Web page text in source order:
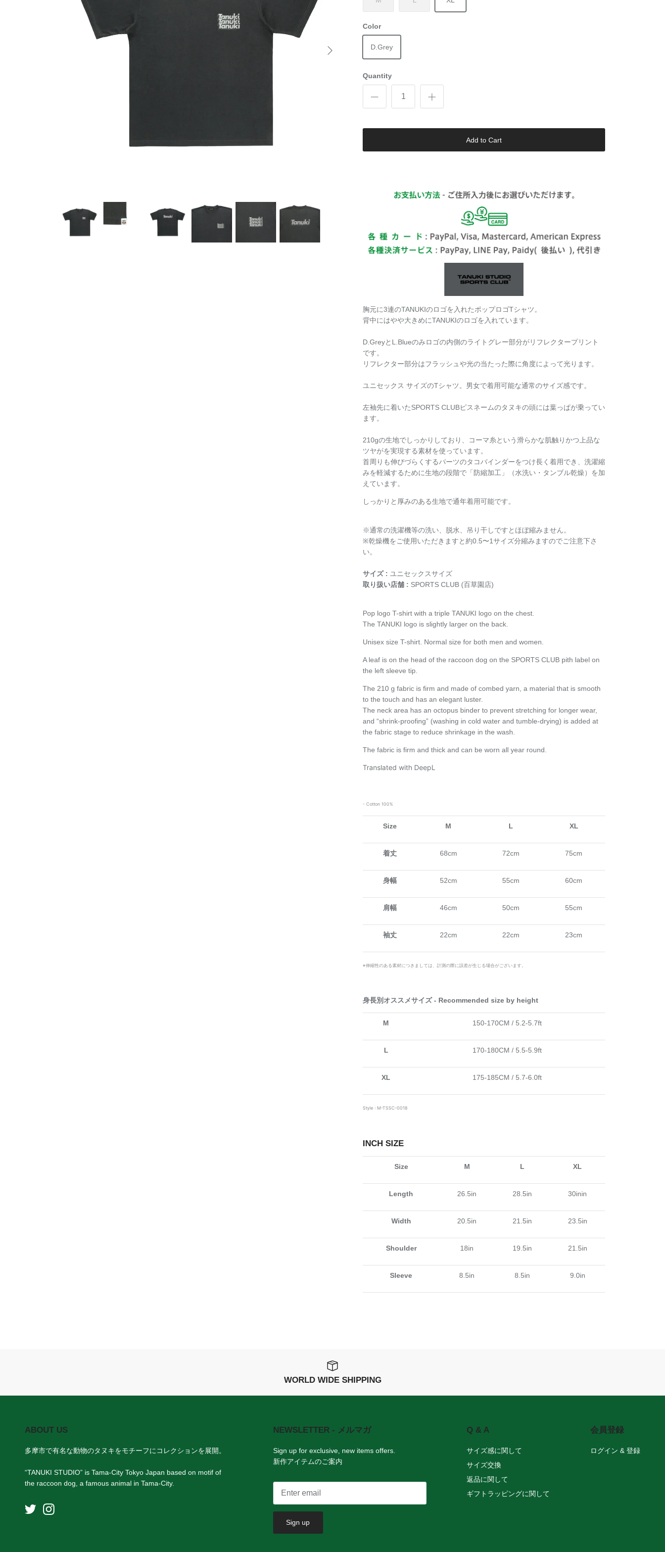
Color
D.Grey
Quantity
Add to Cart
胸元に3連のTANUKIのロゴを入れたポップロゴTシャツ。
背中にはやや大きめにTANUKIのロゴを入れています。
D.GreyとL.Blueのみロゴの内側のライトグレー部分がリフレクタープリント
です。
リフレクター部分はフラッシュや光の当たった際に角度によって光ります。
ユニセックス サイズのTシャツ。男女で着用可能な通常のサイズ感です。
左袖先に着いたSPORTS CLUBピスネームのタヌキの頭には葉っぱが乗ってい
ます。
210gの生地でしっかりしており、コーマ糸という滑らかな肌触りかつ上品な
ツヤがを実現する素材を使っています。
首周りも伸びづらくするパーツのタコバインダーをつけ長く着用でき、洗濯縮
みを軽減するために生地の段階で 「防縮加工」（水洗い・タンブル乾燥）を加
えています。
しっかりと厚みのある生地で通年着用可能です。
※通常の洗濯機等の洗い、脱水、吊り干しですとほぼ縮みません。
※乾燥機をご使用いただきますと約0.5〜1サイズ分縮みますのでご注意下さ
い。
サイズ :ユニセックスサイズ
取り扱い店舗 : SPORTS CLUB (百草園店)
Pop logo T-shirt with a triple TANUKI logo on the chest.
The TANUKI logo is slightly larger on the back.
Unisex size T-shirt. Normal size for both men and women.
A leaf is on the head of the raccoon dog on the SPORTS CLUB pith label on
the left sleeve tip.
The 210 g fabric is firm and made of combed yarn, a material that is smooth
to the touch and has an elegant luster.
The neck area has an octopus binder to prevent stretching for longer wear,
and “shrink-proofing” (washing in cold water and tumble-drying) is added at
the fabric stage to reduce shrinkage in the wash.
The fabric is firm and thick and can be worn all year round.
Translated with DeepL
- Cotton 100%
Size M L XL
着丈 68cm 72cm 75cm
身幅 52cm 55cm 60cm
肩幅 46cm 50cm 55cm
袖丈 22cm 22cm 23cm
※伸縮性のある素材につきましては、計測の際に誤差が生じる場合がございます。
身長別オススメサイズ - Recommended size by height
M 150-170CM / 5.2-5.7ft
L 170-180CM / 5.5-5.9ft
XL 175-185CM / 5.7-6.0ft
Style : M-TSSC-0018
INCH SIZE
Size M L XL
Length 26.5in 28.5in 30inin
Width 20.5in 21.5in 23.5in
Shoulder 18in 19.5in 21.5in
Sleeve 8.5in 8.5in 9.0in
WORLD WIDE SHIPPING
ABOUT US
多摩市で有名な動物のタヌキをモチーフにコレクションを展開。
“TANUKI STUDIO” is Tama-City Tokyo Japan based on motif of
the raccoon dog, a famous animal in Tama-City.
NEWSLETTER - メルマガ
Sign up for exclusive, new items offers.
新作アイテムのご案内
Sign up
Q & A
サイズ感に関して
サイズ交換
返品に関して
ギフトラッピングに関して
会員登録
ログイン & 登録